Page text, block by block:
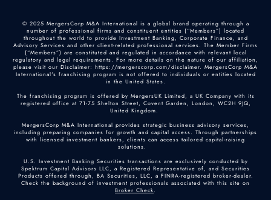
© 2025 MergersCorp M&A International is a global brand operating through a
number of professional firms and constituent entities (“Members”) located
throughout the world to provide Investment Banking, Corporate Finance, and
Advisory Services and other client-related professional services. The Member Firms
(“Members”) are constituted and regulated in accordance with relevant local
regulatory and legal requirements. For more details on the nature of our affiliation,
please visit our Disclaimer: https://mergerscorp.com/disclaimer. MergersCorp M&A
International's franchising program is not offered to individuals or entities located
in the United States.
The franchising program is offered by MergersUK Limited, a UK Company with its
registered office at 71-75 Shelton Street, Covent Garden, London, WC2H 9JQ,
United Kingdom.
MergersCorp M&A International provides strategic business advisory services,
including preparing companies for growth and capital access. Through partnerships
with licensed investment bankers, clients can access tailored capital-raising
solutions.
U.S. Investment Banking Securities transactions are exclusively conducted by
Spektrum Capital Advisors LLC, a Registered Representative of, and Securities
Products offered through, BA Securities, LLC, a FINRA-registered broker-dealer.
Check the background of investment professionals associated with this site on
Broker Check.